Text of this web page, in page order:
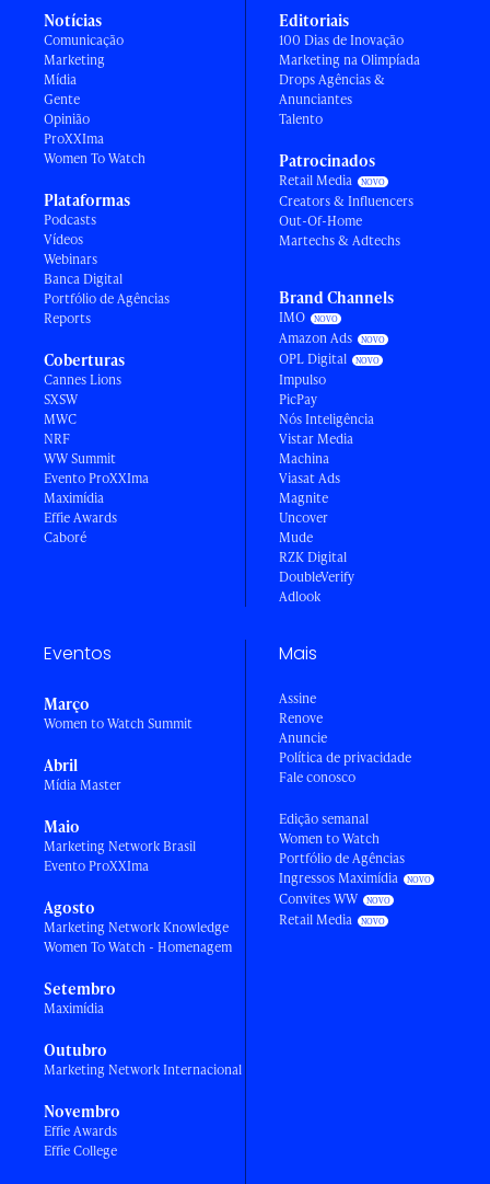
Notícias
Comunicação
Marketing
Mídia
Gente
Opinião
ProXXIma
Women To Watch
Plataformas
Podcasts
Vídeos
Webinars
Banca Digital
Portfólio de Agências
Reports
Coberturas
Cannes Lions
SXSW
MWC
NRF
WW Summit
Evento ProXXIma
Maximídia
Effie Awards
Caboré
Editoriais
100 Dias de Inovação
Marketing na Olimpíada
Drops Agências &
Anunciantes
Talento
Patrocinados
Retail Media
Creators & Influencers
Out-Of-Home
Martechs & Adtechs
Brand Channels
IMO
Amazon Ads
OPL Digital
Impulso
PicPay
Nós Inteligência
Vistar Media
Machina
Viasat Ads
Magnite
Uncover
Mude
RZK Digital
DoubleVerify
Adlook
Eventos
Março
Women to Watch Summit
Abril
Mídia Master
Maio
Marketing Network Brasil
Evento ProXXIma
Agosto
Marketing Network Knowledge
Women To Watch - Homenagem
Setembro
Maximídia
Outubro
Marketing Network Internacional
Novembro
Effie Awards
Effie College
Mais
Assine
Renove
Anuncie
Política de privacidade
Fale conosco
Edição semanal
Women to Watch
Portfólio de Agências
Ingressos Maximídia
Convites WW
Retail Media